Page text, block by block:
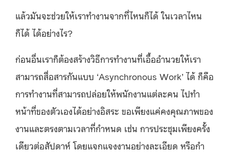
แล้วมันจะช่วยให้เราทำงานจากที่ไหนก็ได้ ในเวลาไหน
ก็ได้ ได้อย่างไร?
ก่อนอื่นเราก็ต้องสร้างวิธีการทำงานที่เอื้ออำนวยให้เรา
สามารถสื่อสารกันแบบ ‘Asynchronous Work’ ได้ ก็คือ
การทำงานที่สามารถปล่อยให้พนักงานแต่ละคน ไปทำ
หน้าที่ของตัวเองได้อย่างอิสระ ขอเพียงแค่คงคุณภาพของ
งานและตรงตามเวลาที่กำหนด เช่น การประชุมเพียงครั้ง
เดียวต่อสัปดาห์ โดยแจกแจงงานอย่างละเอียด หรือกำ